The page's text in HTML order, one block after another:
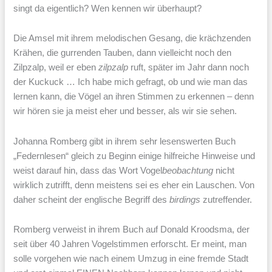
singt da eigentlich? Wen kennen wir überhaupt?
Die Amsel mit ihrem melodischen Gesang, die krächzenden
Krähen, die gurrenden Tauben, dann vielleicht noch den
Zilpzalp, weil er ebenzilpzalp ruft, später im Jahr dann noch
der Kuckuck … Ich habe mich gefragt, ob und wie man das
lernen kann, die Vögel an ihren Stimmen zu erkennen – denn
wir hören sie ja meist eher und besser, als wir sie sehen.
Johanna Romberg gibt in ihrem sehr lesenswerten Buch
„Federnlesen“ gleich zu Beginn einige hilfreiche Hinweise und
weist darauf hin, dass das Wort Vogelbeobachtung nicht
wirklich zutrifft, denn meistens sei es eher ein Lauschen. Von
daher scheint der englische Begriff desbirdings zutreffender.
Romberg verweist in ihrem Buch auf Donald Kroodsma, der
seit über 40 Jahren Vogelstimmen erforscht. Er meint, man
solle vorgehen wie nach einem Umzug in eine fremde Stadt